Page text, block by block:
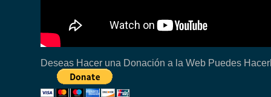
Deseas Hacer una Donación a la Web Puedes